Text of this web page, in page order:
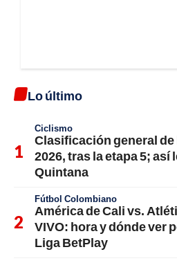
Lo último
Ciclismo
Clasificación general de
2026, tras la etapa 5; así
Quintana
Fútbol Colombiano
América de Cali vs.
VIVO: hora y dónde ver
Liga BetPlay